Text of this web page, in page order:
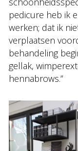
pedicure heb ik
werken; dat ik
verplaatsen
behandeling
gellak,
hennabrows.”